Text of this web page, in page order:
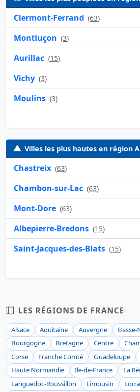
Clermont-Ferrand (63)
Montluçon (3)
Aurillac (15)
Vichy (3)
Moulins (3)
Villes les plus hautes en région
Chastreix (63)
Chambon-sur-Lac (63)
Mont-Dore (63)
Albepierre-Bredons (15)
Saint-Jacques-des-Blats (15)
LES RÉGIONS DE FRANCE
Alsace Aquitaine Auvergne
Bourgogne
Bretagne Centre
Corse
Franche Comté Guadeloupe
Haute Normandie
Ile-de-France
La
Languedoc-Roussillon
Limousin